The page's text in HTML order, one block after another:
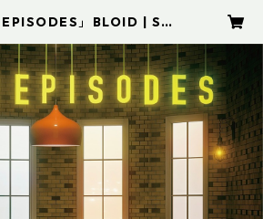
EPISODES」BLOID | SAI